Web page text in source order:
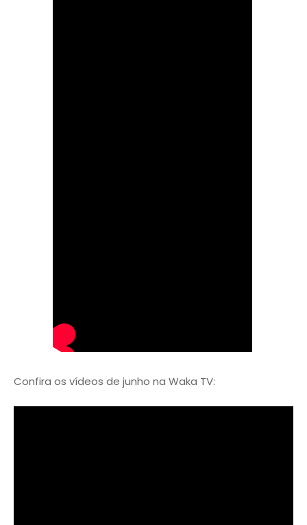
Confira os vídeos de junho na Waka TV: